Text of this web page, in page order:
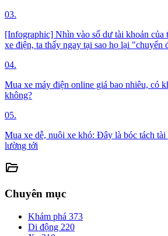
03.
[Infographic] Nhìn vào số dư tài khoản của
xe điện, ta thấy ngay tại sao họ lại "chuyển
04.
Mua xe máy điện online giá bao nhiêu, có
không?
05.
Mua xe dễ, nuôi xe khó: Đây là bóc tách
lường tới
folder_open
Chuyên mục
Khám phá 373
Di động 220